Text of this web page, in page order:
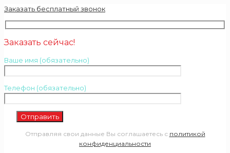
Заказать бесплатный звонок
Заказать сейчас!
Ваше имя (обязательно)
Телефон (обязательно)
Отправляя свои данные Вы соглашаетесь с политикой
конфиденциальности